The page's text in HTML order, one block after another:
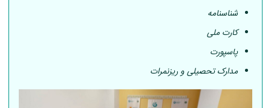
شناسنامه
کارت ملی
پاسپورت
مدارک تحصیلی و ریزنمرات